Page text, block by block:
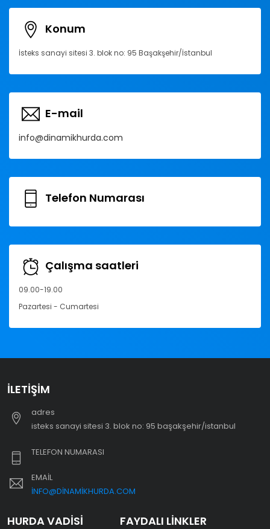
Konum
İsteks sanayi sitesi 3. blok no: 95 Başakşehir/İstanbul
E-mail
info@dinamikhurda.com
Telefon Numarası
Çalışma saatleri
09.00-19.00
Pazartesi - Cumartesi
İLETIŞIM
adres
i̇steks sanayi sitesi 3. blok no: 95 başakşehir/i̇stanbul
TELEFON NUMARASI
EMAIL
INFO@DINAMIKHURDA.COM
HURDA VADISI FAYDALI LINKLER